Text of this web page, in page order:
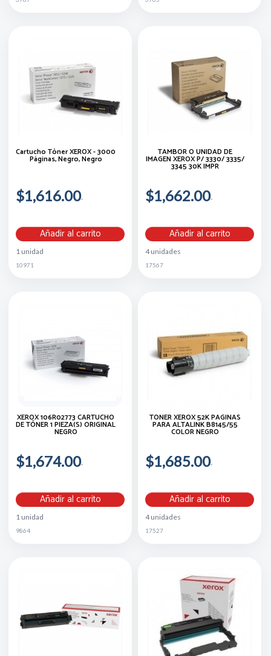
Cartucho Tóner XEROX - 3000
Páginas, Negro, Negro
$1,616.00
Añadir al carrito
1 unidad
10971
TAMBOR O UNIDAD DE
IMAGEN XEROX P/ 3330/ 3335/
3345 30K IMPR
$1,662.00
Añadir al carrito
4 unidades
17567
XEROX 106R02773 CARTUCHO
DE TÓNER 1 PIEZA(S) ORIGINAL
NEGRO
$1,674.00
Añadir al carrito
1 unidad
9864
TÓNER XEROX 52K PÁGINAS
PARA ALTALINK B8145/55
COLOR NEGRO
$1,685.00
Añadir al carrito
4 unidades
17527